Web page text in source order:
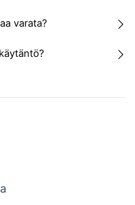
varata?